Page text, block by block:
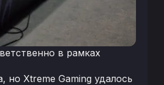
в рамках
но Xtreme Gaming удалось